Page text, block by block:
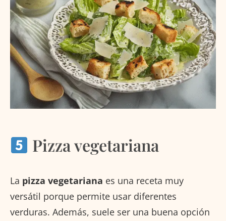
Pizza vegetariana
La pizza vegetariana es una receta muy
versátil porque permite usar diferentes
verduras. Además, suele ser una buena opción